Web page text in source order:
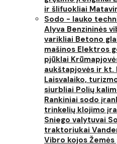
ir šlifuokliai
Sodo - lauko
Alyva Benzininės
varikliai Betono
mašinos Elektros
pjūklai
aukštapjovės ir kt.
Laisvalaiko,
siurbliai Polių
Rankiniai sodo
trinkelių klojimo
Sniego valytuvai
traktoriukai
Vibro kojos Žemės